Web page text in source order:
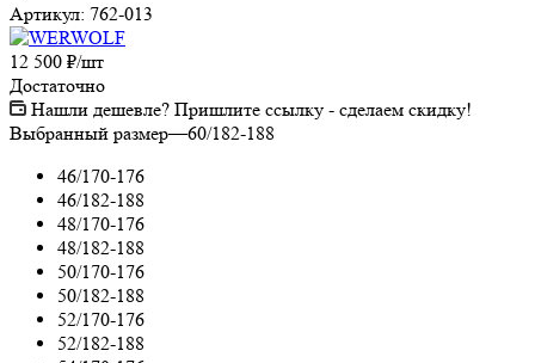
Артикул: 762-013
12 500 ₽/шт
Достаточно
Нашли дешевле? Пришлите ссылку - сделаем скидку!
Выбранный размер—60/182-188
46/170-176
46/182-188
48/170-176
48/182-188
50/170-176
50/182-188
52/170-176
52/182-188